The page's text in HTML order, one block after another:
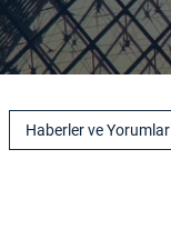
Haberler ve Yorumlar